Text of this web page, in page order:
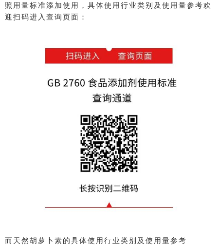
照用量标准添加使用，具体使用行业类别及使用量参考欢
迎扫码进入查询页面：
而天然胡萝卜素的具体使用行业类别及使用量参考